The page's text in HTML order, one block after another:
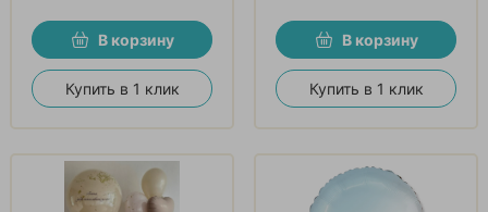
В корзину
Купить в 1 клик
В корзину
Купить в 1 клик